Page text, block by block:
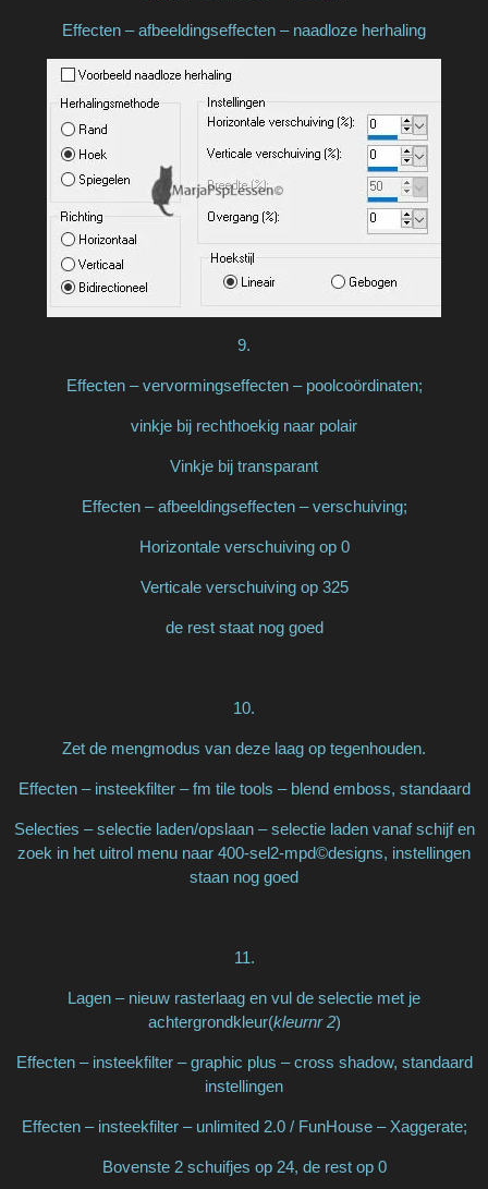
Effecten – afbeeldingseffecten – naadloze herhaling
9.
Effecten – vervormingseffecten – poolcoördinaten;
vinkje bij rechthoekig naar polair
Vinkje bij transparant
Effecten – afbeeldingseffecten – verschuiving;
Horizontale verschuiving op 0
Verticale verschuiving op 325
de rest staat nog goed
10.
Zet de mengmodus van deze laag op tegenhouden.
Effecten – insteekfilter – fm tile tools – blend emboss, standaard
Selecties – selectie laden/opslaan – selectie laden vanaf schijf en
zoek in het uitrol menu naar 400-sel2-mpd©designs, instellingen
staan nog goed
11.
Lagen – nieuw rasterlaag en vul de selectie met je
achtergrondkleur(kleurnr 2)
Effecten – insteekfilter – graphic plus – cross shadow, standaard
instellingen
Effecten – insteekfilter – unlimited 2.0 / FunHouse – Xaggerate;
Bovenste 2 schuifjes op 24, de rest op 0